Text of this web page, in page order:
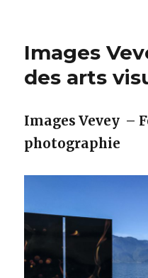
Images
des arts
Images Vevey –
photographie